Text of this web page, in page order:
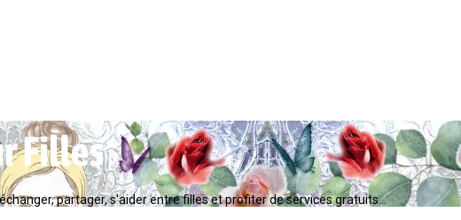
partager, s'aider entre filles et profiter de services gratuits...